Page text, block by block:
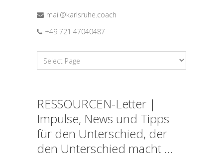
mail@karlsruhe.coach
+49 721 47040487
RESSOURCEN-Letter |
Impulse, News und Tipps
für den Unterschied, der
den Unterschied macht ...